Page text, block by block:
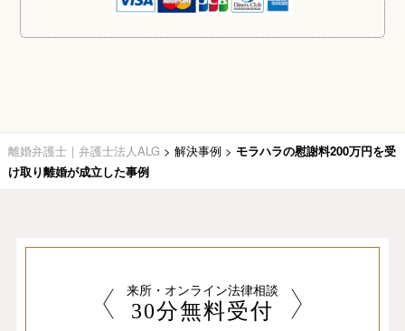
離婚弁護士｜弁護士法人ALG > 解決事例 > モラハラの慰謝料200万円を受
け取り離婚が成立した事例
来所・オンライン法律相談
30分無料受付